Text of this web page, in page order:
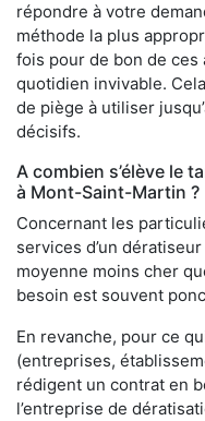
répondre à votre
méthode la plus
fois pour de bon de ces
quotidien invivable.
de piège à utiliser
décisifs.
A combien s’élève le
à Mont-Saint-Martin ?
Concernant les
services d’un
moyenne moins cher
besoin est souvent
En revanche, pour ce
(entreprises,
rédigent un contrat en
l’entreprise de